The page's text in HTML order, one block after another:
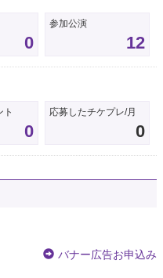
0
参加公演
12
ト
0
応募したチケプレ/月
0
バナー広告お申込み